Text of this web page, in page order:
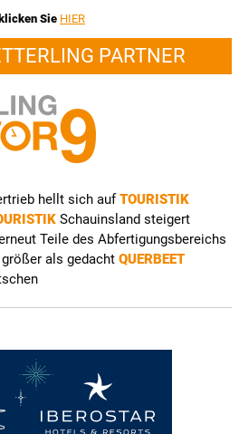
Sie HIER
PARTNER
hellt sich aufTOURISTIK
Schauinsland steigert
Teile des Abfertigungsbereichs
als gedacht QUERBEET